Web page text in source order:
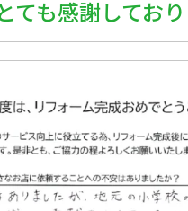
ても感謝しており